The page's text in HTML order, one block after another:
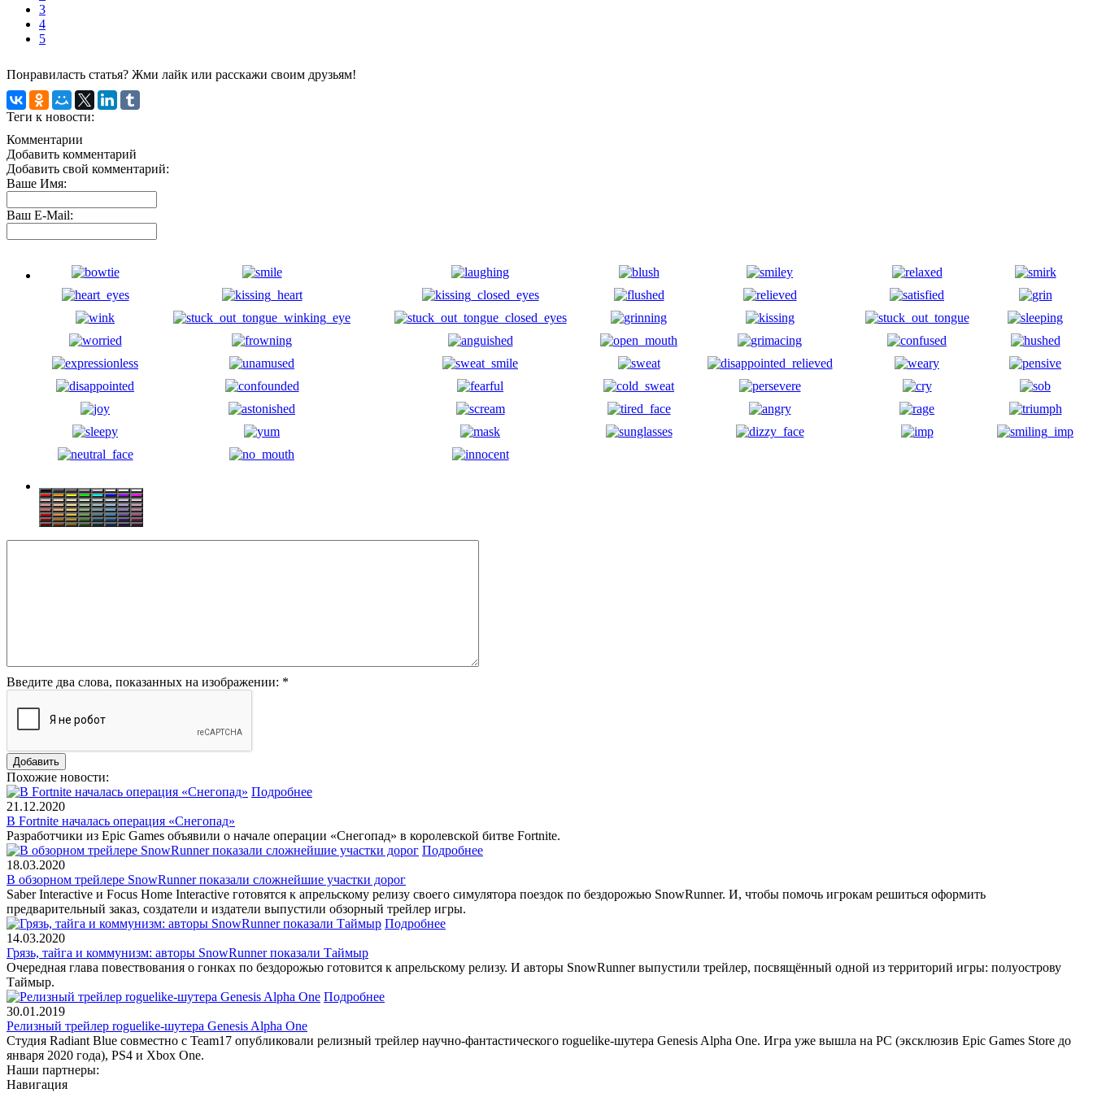
3
4
5
Понравиласть статья? Жми лайк или расскажи своим друзьям!
Теги к новости:
Комментарии
Добавить комментарий
Добавить свой комментарий:
Ваше Имя:
Ваш E-Mail:
Введите два слова, показанных на изображении: *
Похожие новости:
Подробнее
21.12.2020
В Fortnite началась операция «Снегопад»
Разработчики из Epic Games объявили о начале операции «Снегопад» в королевской битве Fortnite.
Подробнее
18.03.2020
В обзорном трейлере SnowRunner показали сложнейшие участки дорог
Saber Interactive и Focus Home Interactive готовятся к апрельскому релизу своего симулятора поездок по бездорожью SnowRunner. И, чтобы помочь игрокам решиться оформить
предварительный заказ, создатели и издатели выпустили обзорный трейлер игры.
Подробнее
14.03.2020
Грязь, тайга и коммунизм: авторы SnowRunner показали Таймыр
Очередная глава повествования о гонках по бездорожью готовится к апрельскому релизу. И авторы SnowRunner выпустили трейлер, посвящённый одной из территорий игры: полуострову
Таймыр.
Подробнее
30.01.2019
Релизный трейлер roguelike-шутера Genesis Alpha One
Студия Radiant Blue совместно с Team17 опубликовали релизный трейлер научно-фантастического roguelike-шутера Genesis Alpha One. Игра уже вышла на PC (эксклюзив Epic Games Store до
января 2020 года), PS4 и Xbox One.
Наши партнеры:
Навигация